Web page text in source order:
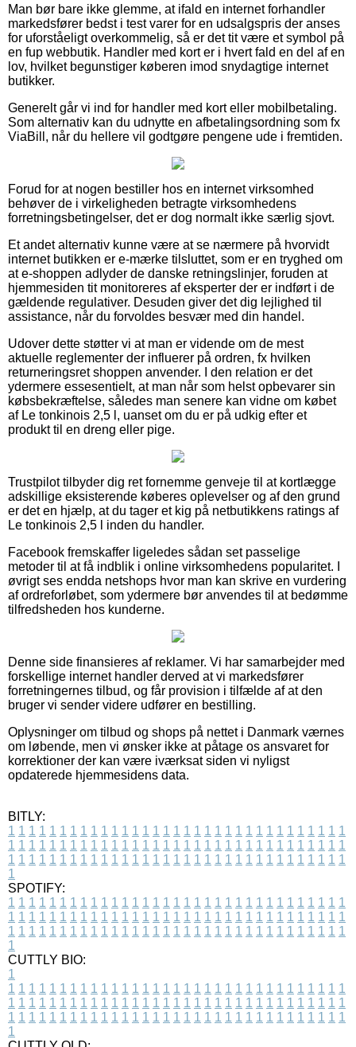
Man bør bare ikke glemme, at ifald en internet forhandler
markedsfører bedst i test varer for en udsalgspris der anses
for uforståeligt overkommelig, så er det tit være et symbol på
en fup webbutik. Handler med kort er i hvert fald en del af en
lov, hvilket begunstiger køberen imod snydagtige internet
butikker.
Generelt går vi ind for handler med kort eller mobilbetaling.
Som alternativ kan du udnytte en afbetalingsordning som fx
ViaBill, når du hellere vil godtgøre pengene ude i fremtiden.
Forud for at nogen bestiller hos en internet virksomhed
behøver de i virkeligheden betragte virksomhedens
forretningsbetingelser, det er dog normalt ikke særlig sjovt.
Et andet alternativ kunne være at se nærmere på hvorvidt
internet butikken er e-mærke tilsluttet, som er en tryghed om
at e-shoppen adlyder de danske retningslinjer, foruden at
hjemmesiden tit monitoreres af eksperter der er indført i de
gældende regulativer. Desuden giver det dig lejlighed til
assistance, når du forvoldes besvær med din handel.
Udover dette støtter vi at man er vidende om de mest
aktuelle reglementer der influerer på ordren, fx hvilken
returneringsret shoppen anvender. I den relation er det
ydermere essesentielt, at man når som helst opbevarer sin
købsbekræftelse, således man senere kan vidne om købet
af Le tonkinois 2,5 l, uanset om du er på udkig efter et
produkt til en dreng eller pige.
Trustpilot tilbyder dig ret fornemme genveje til at kortlægge
adskillige eksisterende køberes oplevelser og af den grund
er det en hjælp, at du tager et kig på netbutikkens ratings af
Le tonkinois 2,5 l inden du handler.
Facebook fremskaffer ligeledes sådan set passelige
metoder til at få indblik i online virksomhedens popularitet. I
øvrigt ses endda netshops hvor man kan skrive en vurdering
af ordreforløbet, som ydermere bør anvendes til at bedømme
tilfredsheden hos kunderne.
Denne side finansieres af reklamer. Vi har samarbejder med
forskellige internet handler derved at vi markedsfører
forretningernes tilbud, og får provision i tilfælde af at den
bruger vi sender videre udfører en bestilling.
Oplysninger om tilbud og shops på nettet i Danmark værnes
om løbende, men vi ønsker ikke at påtage os ansvaret for
korrektioner der kan være iværksat siden vi nyligst
opdaterede hjemmesidens data.
BITLY:
1 1 1 1 1 1 1 1 1 1 1 1 1 1 1 1 1 1 1 1 1 1 1 1 1 1 1 1 1 1 1 1 1
1 1 1 1 1 1 1 1 1 1 1 1 1 1 1 1 1 1 1 1 1 1 1 1 1 1 1 1 1 1 1 1 1
1 1 1 1 1 1 1 1 1 1 1 1 1 1 1 1 1 1 1 1 1 1 1 1 1 1 1 1 1 1 1 1 1
1
SPOTIFY:
1 1 1 1 1 1 1 1 1 1 1 1 1 1 1 1 1 1 1 1 1 1 1 1 1 1 1 1 1 1 1 1 1
1 1 1 1 1 1 1 1 1 1 1 1 1 1 1 1 1 1 1 1 1 1 1 1 1 1 1 1 1 1 1 1 1
1 1 1 1 1 1 1 1 1 1 1 1 1 1 1 1 1 1 1 1 1 1 1 1 1 1 1 1 1 1 1 1 1
1
CUTTLY BIO:
1
1 1 1 1 1 1 1 1 1 1 1 1 1 1 1 1 1 1 1 1 1 1 1 1 1 1 1 1 1 1 1 1 1
1 1 1 1 1 1 1 1 1 1 1 1 1 1 1 1 1 1 1 1 1 1 1 1 1 1 1 1 1 1 1 1 1
1 1 1 1 1 1 1 1 1 1 1 1 1 1 1 1 1 1 1 1 1 1 1 1 1 1 1 1 1 1 1 1 1
1